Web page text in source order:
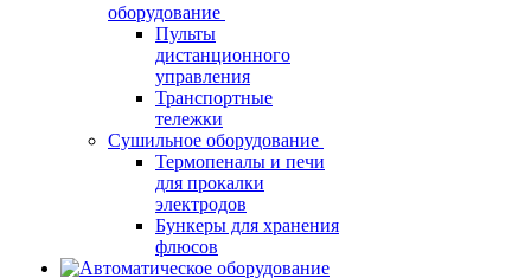
оборудование
Пульты
дистанционного
управления
Транспортные
тележки
Сушильное оборудование
Термопеналы и печи
для прокалки
электродов
Бункеры для хранения
флюсов